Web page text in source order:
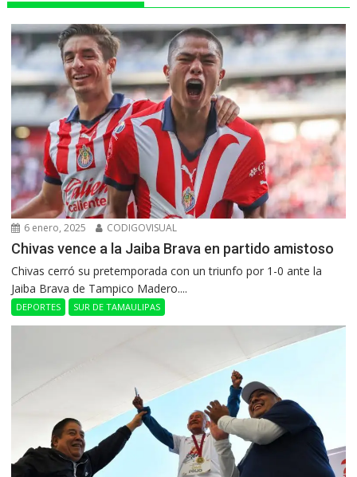
6 enero, 2025 CODIGOVISUAL
Chivas vence a la Jaiba Brava en partido amistoso
Chivas cerró su pretemporada con un triunfo por 1-0 ante la
Jaiba Brava de Tampico Madero....
DEPORTES SUR DE TAMAULIPAS